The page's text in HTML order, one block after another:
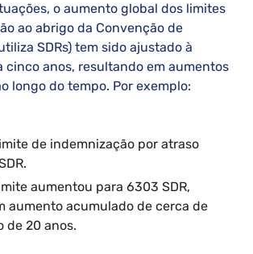
o aumento global dos limites
ao abrigo da Convenção de
SDRs) tem sido ajustado à
cinco anos, resultando em aumentos
longo do tempo. Por exemplo:
de indemnização por atraso
aumentou para 6303 SDR,
aumento acumulado de cerca de
de 20 anos.